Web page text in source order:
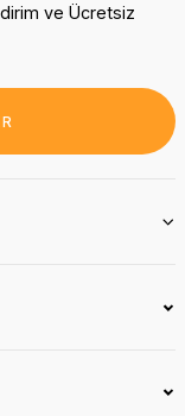
ve Ücretsiz